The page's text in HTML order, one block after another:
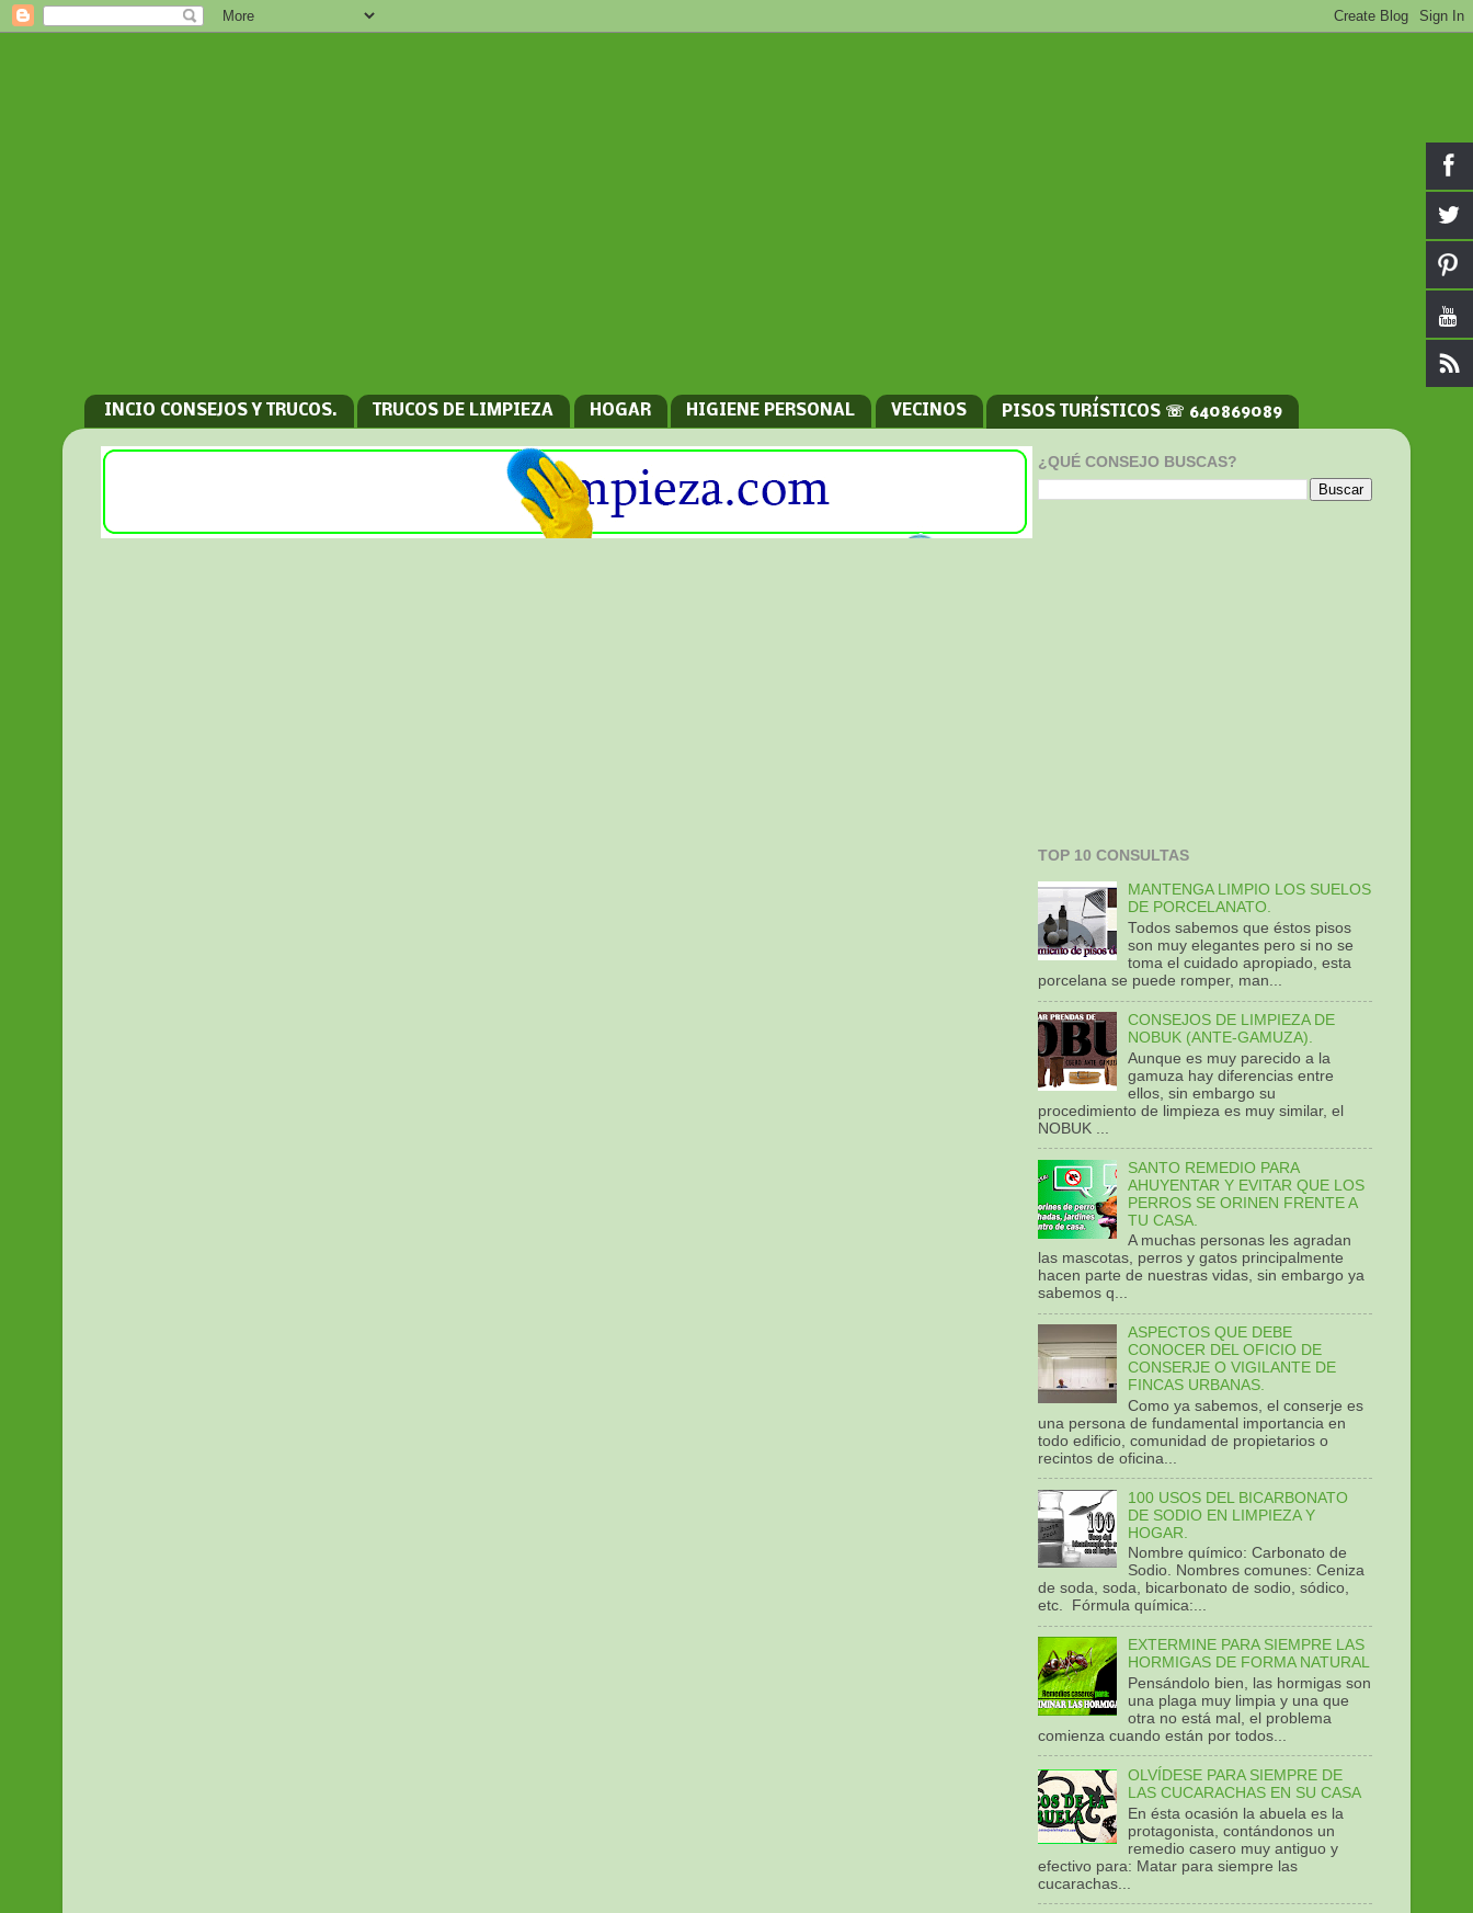
INCIO CONSEJOS Y TRUCOS. TRUCOS DE LIMPIEZA HOGAR HIGIENE PERSONAL VECINOS PISOS TURÍSTICOS ☏ 640869089
¿QUÉ CONSEJO BUSCAS?
TOP 10 CONSULTAS
MANTENGA LIMPIO LOS SUELOS
DE PORCELANATO.
Todos sabemos que éstos pisos
son muy elegantes pero si no se
toma el cuidado apropiado, esta
porcelana se puede romper, man...
CONSEJOS DE LIMPIEZA DE
NOBUK (ANTE-GAMUZA).
Aunque es muy parecido a la
gamuza hay diferencias entre
ellos, sin embargo su
procedimiento de limpieza es muy similar, el
NOBUK ...
SANTO REMEDIO PARA
AHUYENTAR Y EVITAR QUE LOS
PERROS SE ORINEN FRENTE A
TU CASA.
A muchas personas les agradan
las mascotas, perros y gatos principalmente
hacen parte de nuestras vidas, sin embargo ya
sabemos q...
ASPECTOS QUE DEBE
CONOCER DEL OFICIO DE
CONSERJE O VIGILANTE DE
FINCAS URBANAS.
Como ya sabemos, el conserje es
una persona de fundamental importancia en
todo edificio, comunidad de propietarios o
recintos de oficina...
100 USOS DEL BICARBONATO
DE SODIO EN LIMPIEZA Y
HOGAR.
Nombre químico: Carbonato de
Sodio. Nombres comunes: Ceniza
de soda, soda, bicarbonato de sodio, sódico,
etc. Fórmula química:...
EXTERMINE PARA SIEMPRE LAS
HORMIGAS DE FORMA NATURAL
Pensándolo bien, las hormigas son
una plaga muy limpia y una que
otra no está mal, el problema
comienza cuando están por todos...
OLVÍDESE PARA SIEMPRE DE
LAS CUCARACHAS EN SU CASA
En ésta ocasión la abuela es la
protagonista, contándonos un
remedio casero muy antiguo y
efectivo para: Matar para siempre las
cucarachas...